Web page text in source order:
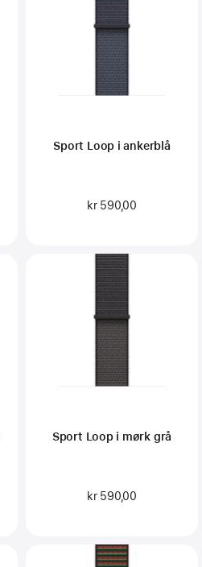
Sport Loop i ankerblå
kr 590,00
Sport Loop i mørk grå
kr 590,00